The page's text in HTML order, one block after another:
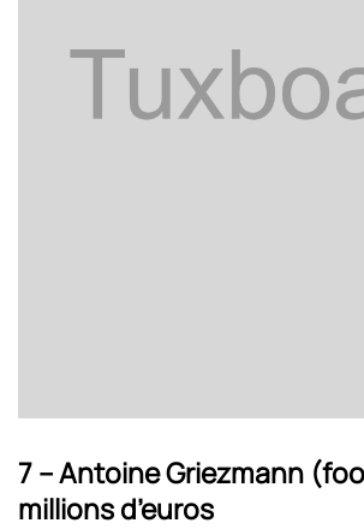
7 – Antoine Griezmann
millions d’euros